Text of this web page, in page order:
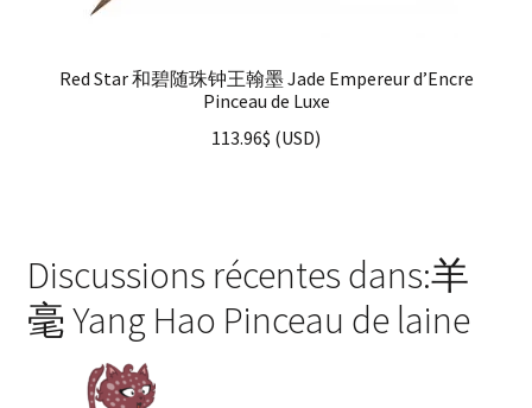
Red Star 和碧随珠钟王翰墨 Jade Empereur d’Encre
Pinceau de Luxe
113.96$ (USD)
Discussions récentes dans:羊
毫 Yang Hao Pinceau de laine